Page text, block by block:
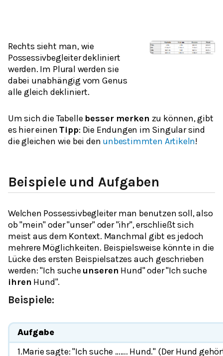
Rechts sieht man, wie
Possessivbegleiter dekliniert
werden. Im Plural werden sie
dabei unabhängig vom Genus
alle gleich dekliniert.
Um sich die Tabelle besser merken zu können, gibt
es hier einenTipp: Die Endungen im Singular sind
die gleichen wie bei den unbestimmten Artikeln!
Beispiele und Aufgaben
Welchen Possessivbegleiter man benutzen soll, also
ob "mein" oder "unser" oder "ihr", erschließt sich
meist aus dem Kontext. Manchmal gibt es jedoch
mehrere Möglichkeiten. Beispielsweise könnte in die
Lücke des ersten Beispielsatzes auch geschrieben
werden: "Ich suche unseren Hund" oder "Ich suche
ihren Hund".
Beispiele:
Aufgabe
1.Marie sagte: "Ich suche ……. Hund." (Der Hund